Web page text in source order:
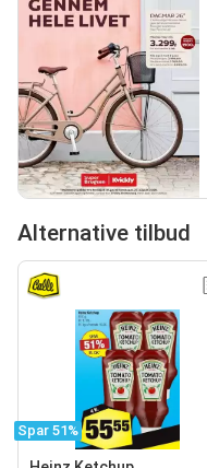
Alternative tilbud
Spar 51%